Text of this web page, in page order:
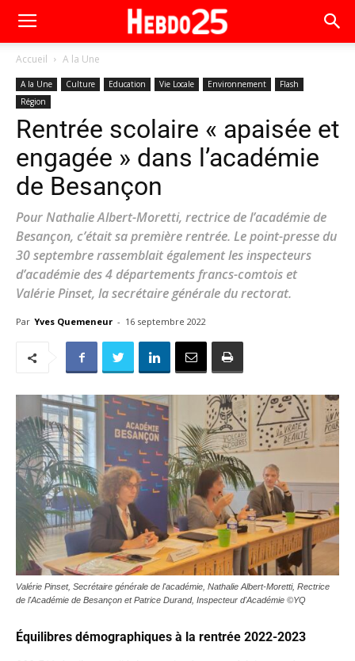
Accueil A la Une
A la Une Culture Education Vie Locale Environnement
Flash
Région
Rentrée scolaire « apaisée et
engagée » dans l’académie
de Besançon
Pour Nathalie Albert-Moretti, rectrice de l’académie de
Besançon, c’était sa première rentrée. Le point-presse du
30 septembre rassemblait également les inspecteurs
d’académie des 4 départements francs-comtois et
Valérie Pinset, la secrétaire générale du rectorat.
Par Yves Quemeneur - 16 septembre 2022
Valérie Pinset, Secrétaire générale de l'académie, Nathalie Albert-Moretti, Rectrice
de l'Académie de Besançon et Patrice Durand, Inspecteur d'Académie ©YQ
Équilibres démographiques à la rentrée 2022-2023